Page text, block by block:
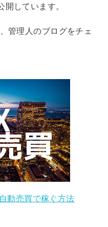
しています。
管理人のブログをチェ
動売買で稼ぐ方法